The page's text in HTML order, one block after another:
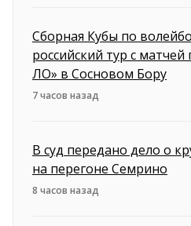
Сборная Кубы по
российский тур с
ЛО» в Сосновом Бору
7 часов назад
В суд передано дело о
на перегоне Семрино
8 часов назад